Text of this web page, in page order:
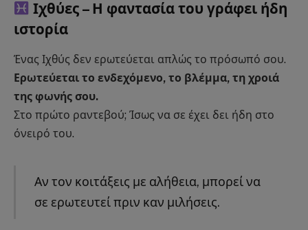
Ιχθύες – Η φαντασία του γράφει ήδη
ιστορία
Ένας Ιχθύς δεν ερωτεύεται απλώς το πρόσωπό σου.
Ερωτεύεται το ενδεχόμενο, το βλέμμα, τη χροιά
της φωνής σου.
Στο πρώτο ραντεβού; Ίσως να σε έχει δει ήδη στο
όνειρό του.
Αν τον κοιτάξεις με αλήθεια, μπορεί να
σε ερωτευτεί πριν καν μιλήσεις.